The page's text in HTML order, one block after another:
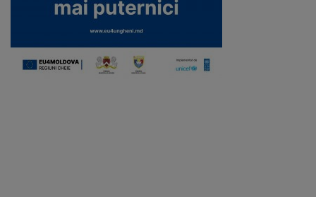
Primărie
Primar